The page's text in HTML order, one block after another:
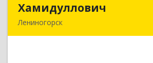
Хамидуллович
Лениногорск